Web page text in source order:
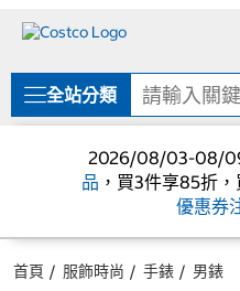
單
全站分類
2026/08/03-08/
品 ，買3件享85折
優惠券
首頁 服飾時尚 手錶 男錶